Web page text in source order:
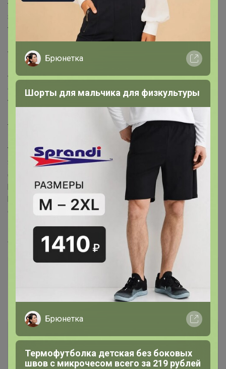
* Kilo
80
* Göğüs
100
* Bel
* Basen
95
* Beden
* ÜrünBeden
Teslimat
Siparişleriniz 1-3 iş günü içerisinde kargoya verilecektir.
(Hafta sonu, yoğun kampanya dönemleri ve resmi tatiller
hariçtir.) Siparişinizin onaylanmasından sonra “Hesabım”
bağlantısı üzerinden siparişlerinizi görüntüleyebilir,
durumları hakkında bilgi sahibi olabilir ve kargoya verildikten
244737816
Дополнительная информация
Комментарии
Брюнетка
Шорты для мальчика для физкультуры
Брюнетка
Термофутболка детская без боковых
швов с микрочесом всего за 219 рублей